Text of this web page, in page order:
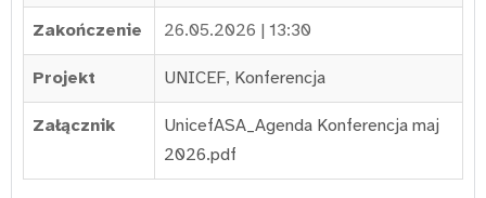
Zakończenie 26.05.2026 | 13:30
Projekt UNICEF, Konferencja
Załącznik
UnicefASA_Agenda Konferencja maj
2026.pdf